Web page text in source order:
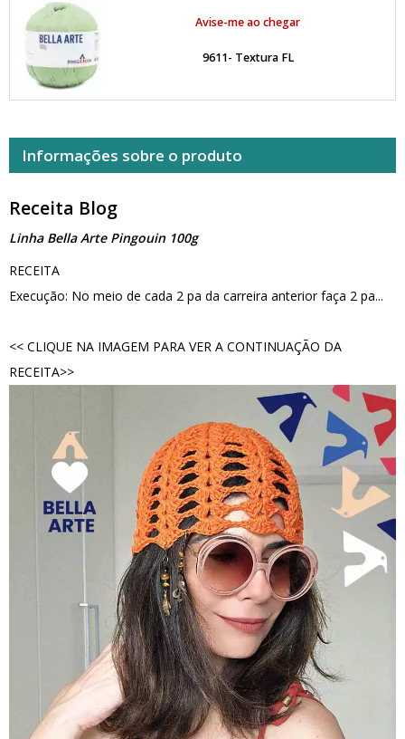
Avise-me ao chegar
9611- Textura FL
Informações sobre o produto
Receita Blog
Linha Bella Arte Pingouin 100g
RECEITA
Execução: No meio de cada 2 pa da carreira anterior faça 2 pa...
<< CLIQUE NA IMAGEM PARA VER A CONTINUAÇÃO DA
RECEITA>>